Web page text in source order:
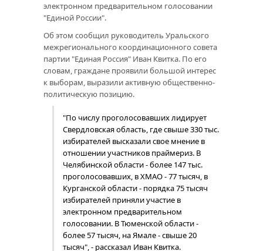
электронном предварительном голосовании
"Единой России".
Об этом сообщил руководитель Уральского
межрегионального координационного совета
партии "Единая Россия" Иван Квитка. По его
словам, граждане проявили большой интерес
к выборам, выразили активную общественно-
политическую позицию.
"По числу проголосовавших лидирует
Свердловская область, где свыше 330 тыс.
избирателей высказали свое мнение в
отношении участников праймериз. В
Челябинской области - более 147 тыс.
проголосовавших, в ХМАО - 77 тысяч, в
Курганской области - порядка 75 тысяч
избирателей приняли участие в
электронном предварительном
голосовании. В Тюменской области -
более 57 тысяч, на Ямале - свыше 20
тысяч", - рассказал Иван Квитка.